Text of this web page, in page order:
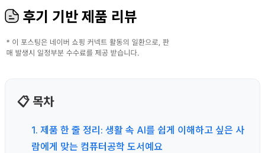
후기 기반 제품 리뷰
📋 목차
1. 제품 한 줄 정리: 생활 속 AI를 쉽게 이해하고 싶은 사
람에게 맞는 컴퓨터공학 도서예요